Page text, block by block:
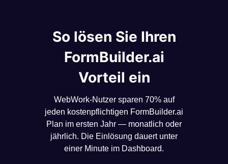
So lösen Sie Ihren
FormBuilder.ai
Vorteil ein
WebWork-Nutzer sparen 70% auf
jeden kostenpflichtigen FormBuilder.ai
Plan im ersten Jahr — monatlich oder
jährlich. Die Einlösung dauert unter
einer Minute im Dashboard.